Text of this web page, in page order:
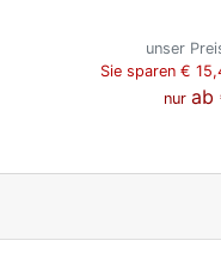
unser
Sie sparen €
nurab